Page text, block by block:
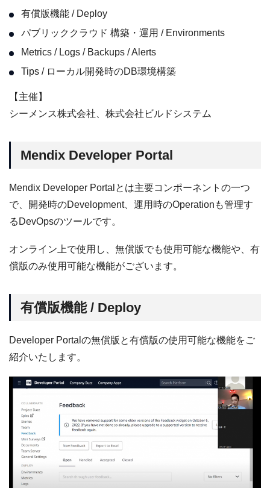
有償版機能 / Deploy
パブリッククラウド 構築・運用 / Environments
Metrics / Logs / Backups / Alerts
Tips / ローカル開発時のDB環境構築
【主催】
シーメンス株式会社、株式会社ビルドシステム
Mendix Developer Portal
Mendix Developer Portalとは主要コンポーネントの一つ
で、開発時のDevelopment、運用時のOperationも管理す
るDevOpsのツールです。
オンライン上で使用し、無償版でも使用可能な機能や、有
償版のみ使用可能な機能がございます。
有償版機能 / Deploy
Developer Portalの無償版と有償版の使用可能な機能をご
紹介いたします。